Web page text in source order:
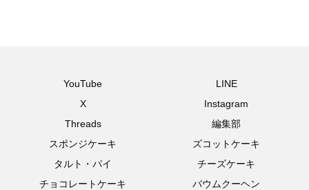
YouTube
LINE
X
Instagram
Threads
編集部
スポンジケーキ
ズコットケーキ
タルト・パイ
チーズケーキ
チョコレートケーキ
バウムクーヘン